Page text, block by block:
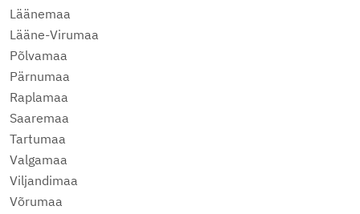
Läänemaa
Lääne-Virumaa
Põlvamaa
Pärnumaa
Raplamaa
Saaremaa
Tartumaa
Valgamaa
Viljandimaa
Võrumaa